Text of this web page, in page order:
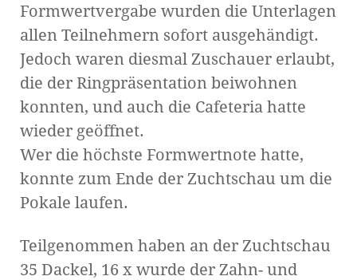
Formwertvergabe wurden die Unterlagen
allen Teilnehmern sofort ausgehändigt.
Jedoch waren diesmal Zuschauer erlaubt,
die der Ringpräsentation beiwohnen
konnten, und auch die Cafeteria hatte
wieder geöffnet.
Wer die höchste Formwertnote hatte,
konnte zum Ende der Zuchtschau um die
Pokale laufen.
Teilgenommen haben an der Zuchtschau
35 Dackel, 16 x wurde der Zahn- und